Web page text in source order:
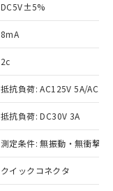
DC5V±5%
8mA
2c
抵抗負荷: AC125V 5A/
抵抗負荷: DC30V 3A
測定条件: 無振動・無衝撃
クイックコネクタ